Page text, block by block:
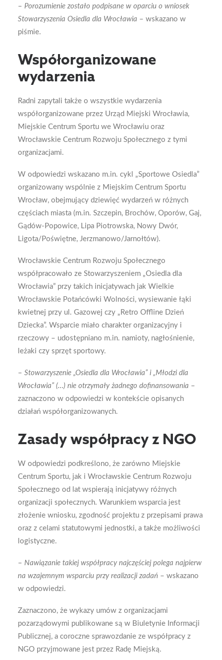
– Porozumienie zostało podpisane w oparciu o wniosek
Stowarzyszenia Osiedla dla Wrocławia – wskazano w
piśmie.
Współorganizowane
wydarzenia
Radni zapytali także o wszystkie wydarzenia
współorganizowane przez Urząd Miejski Wrocławia,
Miejskie Centrum Sportu we Wrocławiu oraz
Wrocławskie Centrum Rozwoju Społecznego z tymi
organizacjami.
W odpowiedzi wskazano m.in. cykl „Sportowe Osiedla”
organizowany wspólnie z Miejskim Centrum Sportu
Wrocław, obejmujący dziewięć wydarzeń w różnych
częściach miasta (m.in. Szczepin, Brochów, Oporów, Gaj,
Gądów-Popowice, Lipa Piotrowska, Nowy Dwór,
Ligota/Poświętne, Jerzmanowo/Jarnołtów).
Wrocławskie Centrum Rozwoju Społecznego
współpracowało ze Stowarzyszeniem „Osiedla dla
Wrocławia” przy takich inicjatywach jak Wielkie
Wrocławskie Potańcówki Wolności, wysiewanie łąki
kwietnej przy ul. Gazowej czy „Retro Offline Dzień
Dziecka”. Wsparcie miało charakter organizacyjny i
rzeczowy – udostępniano m.in. namioty, nagłośnienie,
leżaki czy sprzęt sportowy.
– Stowarzyszenie „Osiedla dla Wrocławia” i „Młodzi dla
Wrocławia” (…) nie otrzymały żadnego dofinansowania –
zaznaczono w odpowiedzi w kontekście opisanych
działań współorganizowanych.
Zasady współpracy z NGO
W odpowiedzi podkreślono, że zarówno Miejskie
Centrum Sportu, jak i Wrocławskie Centrum Rozwoju
Społecznego od lat wspierają inicjatywy różnych
organizacji społecznych. Warunkiem wsparcia jest
złożenie wniosku, zgodność projektu z przepisami prawa
oraz z celami statutowymi jednostki, a także możliwości
logistyczne.
– Nawiązanie takiej współpracy najczęściej polega najpierw
na wzajemnym wsparciu przy realizacji zadań – wskazano
w odpowiedzi.
Zaznaczono, że wykazy umów z organizacjami
pozarządowymi publikowane są w Biuletynie Informacji
Publicznej, a coroczne sprawozdanie ze współpracy z
NGO przyjmowane jest przez Radę Miejską.